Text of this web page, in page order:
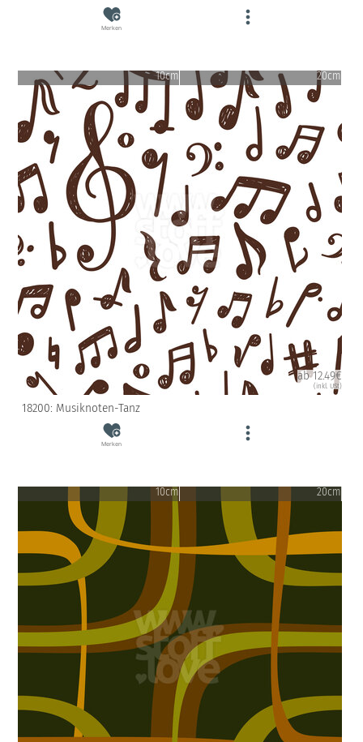
Merken
10cm 20cm
ab 12.49€
(inkl. USt)
18200: Musiknoten-Tanz
Merken
10cm 20cm